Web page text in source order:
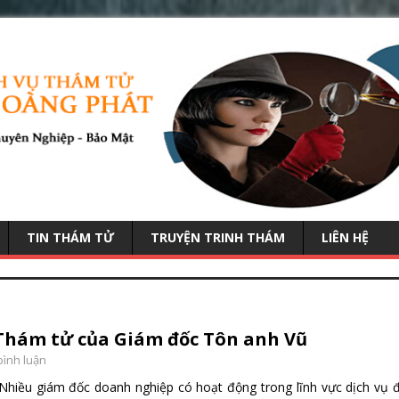
TIN THÁM TỬ TRUYỆN TRINH THÁM LIÊN HỆ
tử của Giám đốc Tôn anh Vũ
luận
giám đốc doanh nghiệp có hoạt động trong lĩnh vực dịch vụ